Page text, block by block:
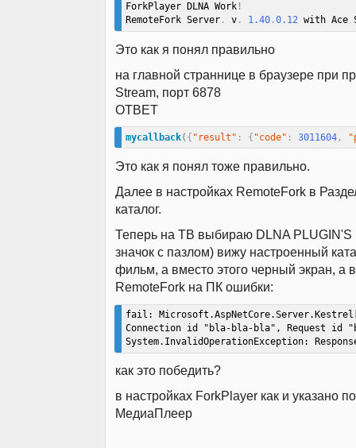
ForkPlayer DLNA Work!
RemoteFork Server. v. 1.40.0.12 with Ace
Это как я понял правильно
на главной страннице в браузере при
Stream, порт 6878
ОТВЕТ
mycallback( { "result" : { "code" : 3011604,
Это как я понял тоже правильно.
Далее в настройках RemoteFork в
каталог.
Теперь на ТВ выбираю DLNA
значок с пазлом) вижу настроенный
фильм, а вместо этого черный экран, а
RemoteFork на ПК ошибки:
fail:
Connection id "bla-bla-bla", Request id
System.InvalidOperationException:
как это победить?
в настройках ForkPlayer как и указано
МедиаПлеер